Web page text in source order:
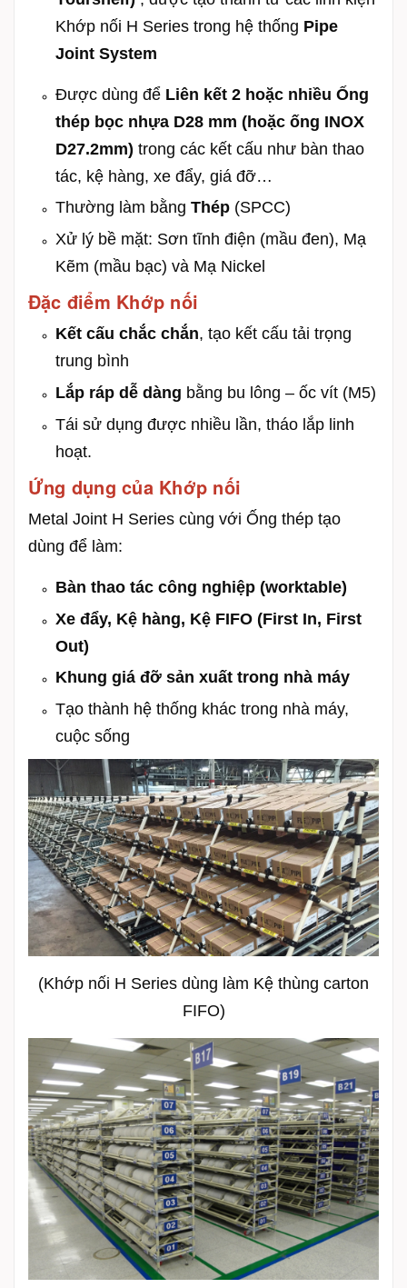
Khớp nối H Series trong hệ thống Pipe
Joint System
Được dùng để Liên kết 2 hoặc nhiều Ống
thép bọc nhựa D28 mm (hoặc ống INOX
D27.2mm) trong các kết cấu như bàn thao
tác, kệ hàng, xe đẩy, giá đỡ…
Thường làm bằng Thép (SPCC)
Xử lý bề mặt: Sơn tĩnh điện (mầu đen), Mạ
Kẽm (mầu bạc) và Mạ Nickel
Đặc điểm Khớp nối
Kết cấu chắc chắn, tạo kết cấu tải trọng
trung bình
Lắp ráp dễ dàng bằng bu lông – ốc vít (M5)
Tái sử dụng được nhiều lần, tháo lắp linh
hoạt.
Ứng dụng của Khớp nối
Metal Joint H Series cùng với Ống thép tạo
dùng để làm:
Bàn thao tác công nghiệp (worktable)
Xe đẩy, Kệ hàng, Kệ FIFO (First In, First
Out)
Khung giá đỡ sản xuất trong nhà máy
Tạo thành hệ thống khác trong nhà máy,
cuộc sống
(Khớp nối H Series dùng làm Kệ thùng carton
FIFO)